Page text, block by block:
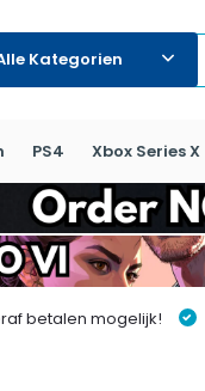
Kategorien
PS4 Xbox Series X
betalen mogelijk!